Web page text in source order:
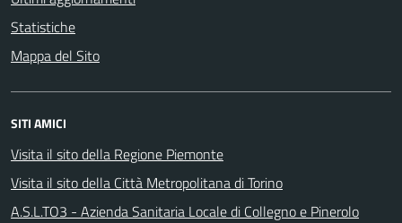
Statistiche
Mappa del Sito
SITI AMICI
Visita il sito della Regione Piemonte
Visita il sito della Città Metropolitana di Torino
A.S.L.TO3 - Azienda Sanitaria Locale di Collegno e Pinerolo